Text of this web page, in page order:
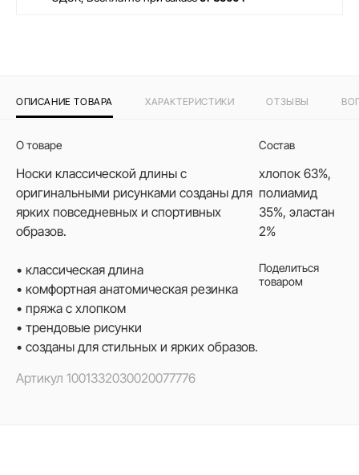
ОПИСАНИЕ ТОВАРА ХАРАКТЕРИСТИКИ ОТЗЫВЫ
О товаре
Носки классической длины с
оригинальными рисунками созданы для
ярких повседневных и спортивных
образов.
• классическая длина
• комфортная анатомическая резинка
• пряжа с хлопком
• трендовые рисунки
• созданы для стильных и ярких образов.
Артикул 1001332030020077776
Состав
хлопок 63%,
полиамид
35%, эластан
2%
Поделиться
товаром